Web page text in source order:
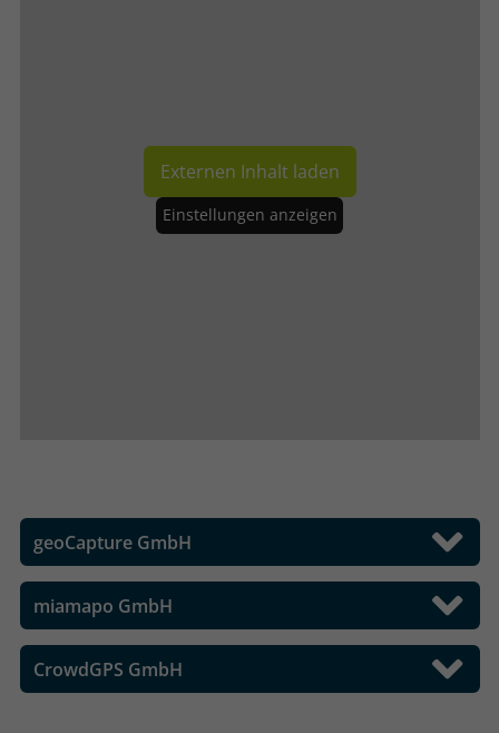
Externen Inhalt laden
Einstellungen anzeigen
geoCapture GmbH
miamapo GmbH
CrowdGPS GmbH